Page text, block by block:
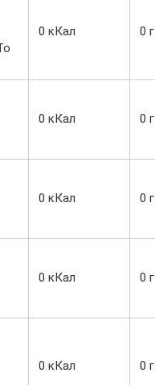
0 кКал 0 г
0 кКал 0 г
0 кКал 0 г
0 кКал 0 г
0 кКал 0 г